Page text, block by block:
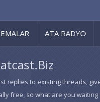
ATA RADYO
replies to existing threads,
free, so what are you waiting